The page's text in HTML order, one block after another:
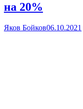
на 20%
Яков Бойков06.10.2021